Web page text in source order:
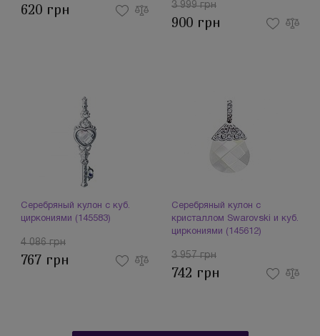
620 грн 3 999 грн
900 грн
Серебряный кулон с куб.
циркониями (145583)
4 086 грн
767 грн
Серебряный кулон с
кристаллом Swarovski и куб.
циркониями (145612)
3 957 грн
742 грн